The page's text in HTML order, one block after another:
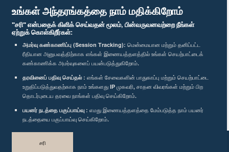
உங்கள் அந்தரங்கத்தை நாம் மதிக்கிறோம்
"சரி" என்பதைக் கிளிக் செய்வதன் மூலம், பின்வருவனவற்றை நீங்கள்
ஏற்றுக் கொள்கிறீர்கள்:
அமர்வு கண்காணிப்பு (Session Tracking): மென்மையான மற்றும் தனிப்பட்ட
ரீதியான அனுபவத்திற்காக எங்கள் இணையத்தளத்தில் உங்கள் செயற்பாட்டைக்
கண்காணிக்க அமர்வுகளைப் பயன்படுத்துகிறோம்.
தரவினைப் பதிவு செய்தல் : எங்கள் சேவைகளின் பாதுகாப்பு மற்றும் செயற்பாட்டை
உறுதிப்படுத்துவதற்காக நாம் உங்களது IP முகவரி, சாதன விவரங்கள் மற்றும் பிற
தொடர்புடைய தரவை நாங்கள் பதிவு செய்கிறோம்.
பயனர் நடத்தை பகுப்பாய்வு : எமது இணையத்தளத்தை மேம்படுத்த நாம் பயனர்
நடத்தையை பகுப்பாய்வு செய்கிறோம்.
சரி
எம்மை பின்தொடர்க :
விருதுகள்
தனியுரிமைக் கொள்கை